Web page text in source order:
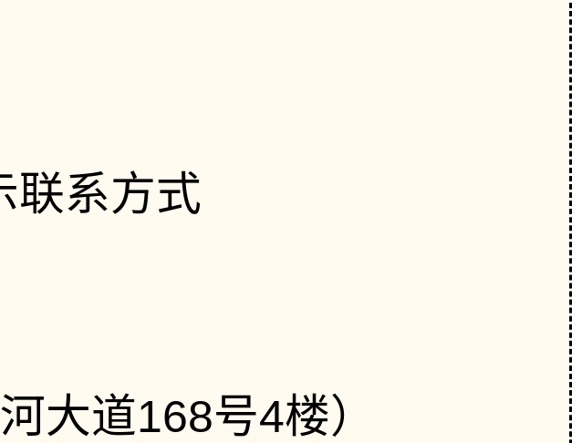
联系方式
大道168号4楼）